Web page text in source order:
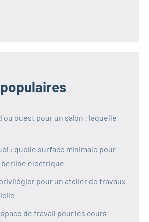
ou ouest pour un salon : laquelle
: quelle surface minimale pour
électrique
pour un atelier de travaux
de travail pour les cours